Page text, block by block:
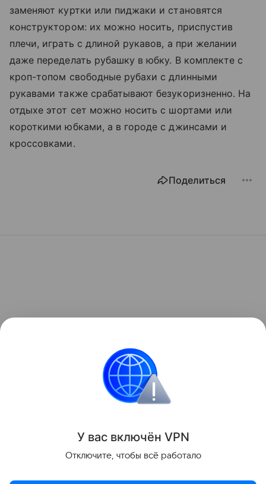
заменяют куртки или пиджаки и становятся
конструктором: их можно носить, приспустив
плечи, играть с длиной рукавов, а при желании
даже переделать рубашку в юбку. В комплекте с
кроп-топом свободные рубахи с длинными
рукавами также срабатывают безукоризненно. На
отдыхе этот сет можно носить с шортами или
короткими юбками, а в городе с джинсами и
кроссовками.
Поделиться
У вас включён VPN
Отключите, чтобы всё работало